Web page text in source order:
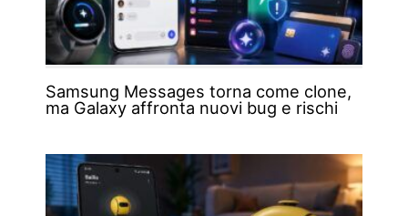
Samsung Messages torna come clone,
ma Galaxy affronta nuovi bug e rischi